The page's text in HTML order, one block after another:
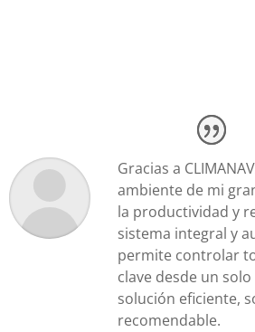
Gracias a
ambiente de mi
la productividad y
sistema integral y
permite controlar
clave desde un
solución eficiente,
recomendable.